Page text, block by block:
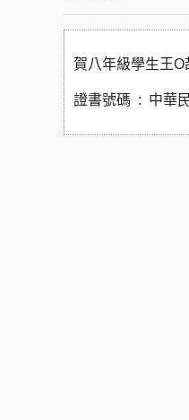
賀八年級學生王
證書號碼 : 中華